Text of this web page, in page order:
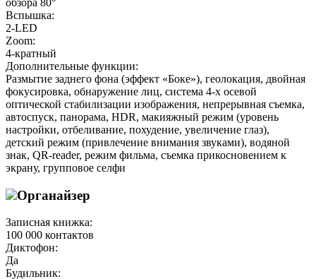
Вспышка:
2-LED
Zoom:
4-кратный
Дополнительные функции:
Размытие заднего фона (эффект «Боке»), геолокация, двойная
фокусировка, обнаружение лиц, система 4-х осевой
оптической стабилизации изображения, непрерывная съемка,
автоспуск, панорама, HDR, макияжный режим (уровень
настройки, отбеливание, похудение, увеличение глаз),
детский режим (привлечение внимания звуками), водяной
знак, QR-reader, режим фильма, съемка прикосновением к
экрану, групповое селфи
Органайзер
Записная книжка:
100 000 контактов
Диктофон:
Да
Будильник: